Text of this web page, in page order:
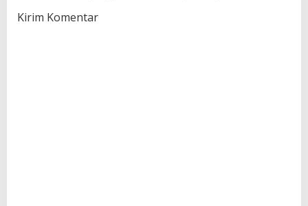
Kirim Komentar